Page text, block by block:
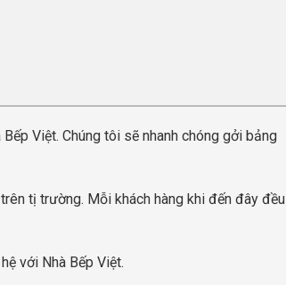
Việt. Chúng tôi sẽ nhanh chóng gởi bảng
tị trường. Mỗi khách hàng khi đến đây đều
với Nhà Bếp Việt.